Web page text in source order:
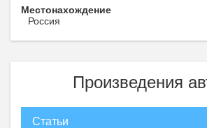
Местонахождение
Россия
Произведения
Статьи